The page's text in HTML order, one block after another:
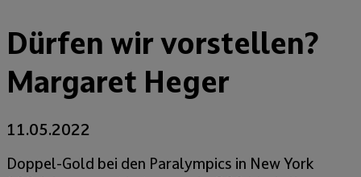
Dürfen wir vorstellen?
Margaret Heger
11.05.2022
Doppel-Gold bei den Paralympics in New York